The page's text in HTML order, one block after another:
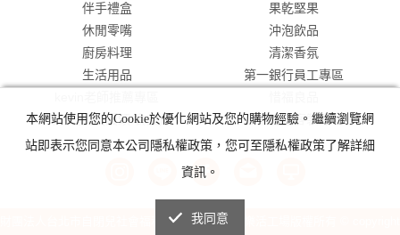
辨識之依據。 為維持會員個人之權益，已取得網路登錄權之本網站
購物網站會員均應自行維持其密碼與帳號之機密安全，以同一個會
員帳號和密碼使用會員服務所進行的所有行為，都將被認為是這位
會員本人的行為，會員將負完全的責任。同時本網站將依相關法令
辦理安全維護事項，防止個人資料被竊取、竄改、毀損、滅失或洩
漏，如有發生帳號及密碼外洩、盜用或有其他影響密碼或帳號安全
停止該進行交易之處理及利用或採取其他保護之措施，但上述通知
不代表本公司對會員負有任何形式之賠償或補償的責任。 前項情事
除因本公司故意或重大過失所致之損害者外，概由會員自行負責。
本公司經消費者請求提供被冒用期間之交易資訊相關資料，經確認
害擴大。對於消費者個人資料之蒐集、處理及利用，本公司得於與
本條款所載之特定目的之相關範圍內，以誠實信用方法為之。特定
伴手禮盒
果乾堅果
休閒零嘴
沖泡飲品
廚房料理
清潔香氛
生活用品
第一銀行員工專區
代工服務(饅頭/食品)
企業禮盒客製專區
財團法人台北市自閉兒社會福利基金會附設愛肯樂活工場版權所有 © copyright
本網站使用您的Cookie於優化網站及您的購物經驗。繼續瀏覽網
站即表示您同意本公司隱私權政策，您可至隱私權政策了解詳細
資訊。
我同意